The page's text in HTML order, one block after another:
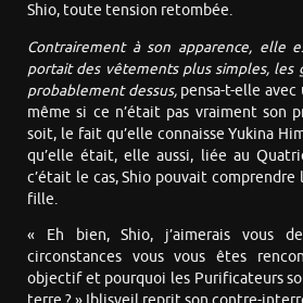
Shio, toute tension retombée.
Contrairement à son apparence, elle
portait des vêtements plus simples, les
probablement dessus,pensa-t-elle
même si ce n’était pas vraiment son
soit, le fait qu’elle connaisse Yukina
qu’elle était, elle aussi, liée au
c’était le cas, Shio pouvait comprendre
fille.
« Eh bien, Shio, j’aimerais vous
circonstances vous vous êtes
objectif et pourquoi les Purificateurs